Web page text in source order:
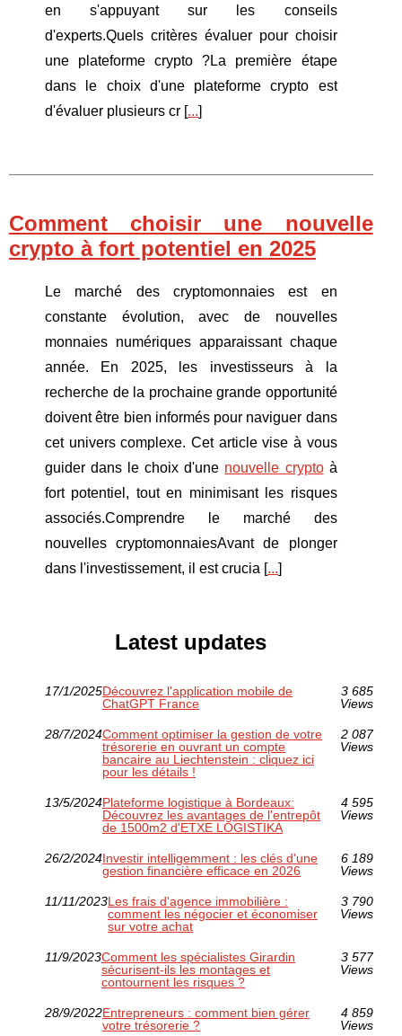
en s'appuyant sur les conseils
d'experts.Quels critères évaluer pour choisir
une plateforme crypto ?La première étape
dans le choix d'une plateforme crypto est
d'évaluer plusieurs cr [...]
Comment choisir une nouvelle
crypto à fort potentiel en 2025
Le marché des cryptomonnaies est en
constante évolution, avec de nouvelles
monnaies numériques apparaissant chaque
année. En 2025, les investisseurs à la
recherche de la prochaine grande opportunité
doivent être bien informés pour naviguer dans
cet univers complexe. Cet article vise à vous
guider dans le choix d'une nouvelle cryptoà
fort potentiel, tout en minimisant les risques
associés.Comprendre le marché des
nouvelles cryptomonnaiesAvant de plonger
dans l'investissement, il est crucia [...]
Latest updates
17/1/2025Découvrez l'application mobile de
ChatGPT France
3 685
Views
28/7/2024Comment optimiser la gestion de votre
trésorerie en ouvrant un compte
bancaire au Liechtenstein : cliquez ici
pour les détails !
2 087
Views
13/5/2024Plateforme logistique à Bordeaux:
Découvrez les avantages de l'entrepôt
de 1500m2 d'ETXE LOGISTIKA
4 595
Views
26/2/2024Investir intelligemment : les clés d'une
gestion financière efficace en 2026
6 189
Views
11/11/2023Les frais d'agence immobilière :
comment les négocier et économiser
sur votre achat
3 790
Views
11/9/2023Comment les spécialistes Girardin
sécurisent-ils les montages et
contournent les risques ?
3 577
Views
28/9/2022Entrepreneurs : comment bien gérer
votre trésorerie ?
4 859
Views